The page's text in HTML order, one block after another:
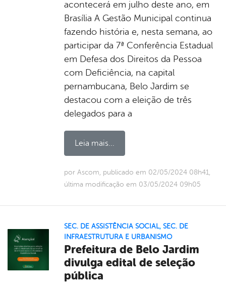
acontecerá em julho deste ano, em
Brasília A Gestão Municipal continua
fazendo história e, nesta semana, ao
participar da 7ª Conferência Estadual
em Defesa dos Direitos da Pessoa
com Deficiência, na capital
pernambucana, Belo Jardim se
destacou com a eleição de três
delegados para a
Leia mais...
por Ascom, publicado em 02/05/2024 08h41,
última modificação em 03/05/2024 09h05
SEC. DE ASSISTÊNCIA SOCIAL, SEC. DE
INFRAESTRUTURA E URBANISMO
Prefeitura de Belo Jardim
divulga edital de seleção
pública